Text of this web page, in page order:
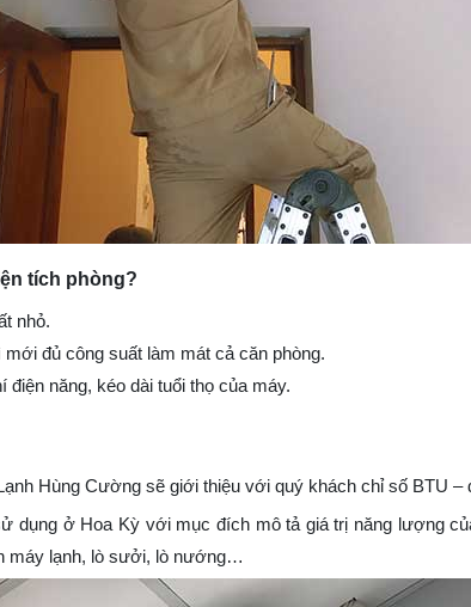
tích phòng?
nhỏ.
đủ công suất làm mát cả căn phòng.
năng, kéo dài tuổi thọ của máy.
Hùng Cường sẽ giới thiệu với quý khách chỉ số BTU –
dụng ở Hoa Kỳ với mục đích mô tả giá trị năng lượng
máy lạnh, lò sưởi, lò nướng…